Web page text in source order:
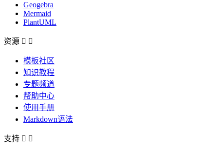
Geogebra
Mermaid
PlantUML
资源  
模板社区
知识教程
专题频道
帮助中心
使用手册
Markdown语法
支持  